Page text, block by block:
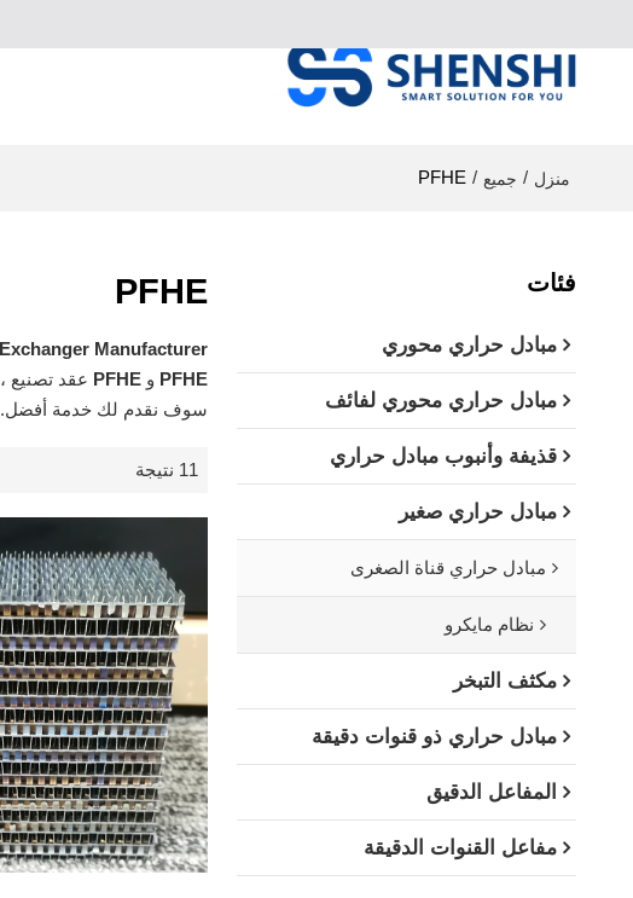
منزل / جميع /
PFHE
PFHE
Manufacturer​
PFHE و PFHE عقد تصنيع
سوف نقدم لك خدمة أفضل.
11 نتيجة
فئات
مبادل حراري محوري
مبادل حراري محوري لفائف
قذيفة وأنبوب مبادل حراري
مبادل حراري صغير
مبادل حراري قناة الصغرى
نظام مايكرو
مكثف التبخر
مبادل حراري ذو قنوات دقيقة
المفاعل الدقيق
مفاعل القنوات الدقيقة